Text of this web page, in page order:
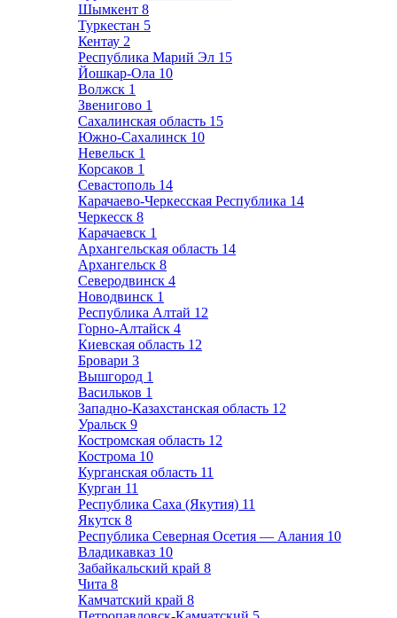
Шымкент 8
Туркестан 5
Кентау 2
Республика Марий Эл 15
Йошкар-Ола 10
Волжск 1
Звенигово 1
Сахалинская область 15
Южно-Сахалинск 10
Невельск 1
Корсаков 1
Севастополь 14
Карачаево-Черкесская Республика 14
Черкесск 8
Карачаевск 1
Архангельская область 14
Архангельск 8
Северодвинск 4
Новодвинск 1
Республика Алтай 12
Горно-Алтайск 4
Киевская область 12
Бровари 3
Вышгород 1
Васильков 1
Западно-Казахстанская область 12
Уральск 9
Костромская область 12
Кострома 10
Курганская область 11
Курган 11
Республика Саха (Якутия) 11
Якутск 8
Республика Северная Осетия — Алания 10
Владикавказ 10
Забайкальский край 8
Чита 8
Камчатский край 8